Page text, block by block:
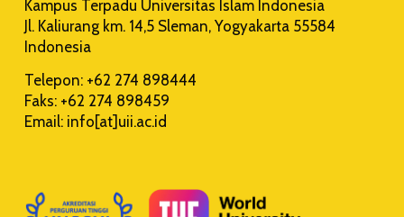
Kampus Terpadu Universitas Islam Indonesia
Jl. Kaliurang km. 14,5 Sleman, Yogyakarta 55584
Indonesia
Telepon: +62 274 898444
Faks: +62 274 898459
Email: info[at]uii.ac.id